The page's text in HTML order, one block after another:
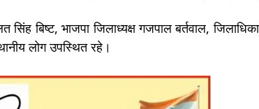
बिष्ट, भाजपा जिलाध्यक्ष गजपाल बर्तवाल,
लोग उपस्थित रहे।